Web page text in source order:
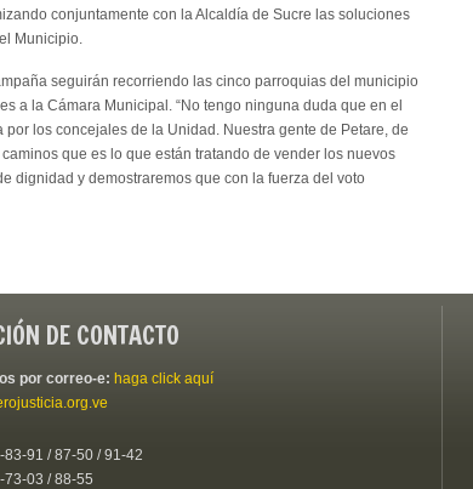
conjuntamente con la Alcaldía de Sucre las soluciones
Municipio.
seguirán recorriendo las cinco parroquias del municipio
a la Cámara Municipal. “No tengo ninguna duda que en el
los concejales de la Unidad. Nuestra gente de Petare, de
que es lo que están tratando de vender los nuevos
dignidad y demostraremos que con la fuerza del voto
DE CONTACTO
por correo-e: haga click aquí
91 / 87-50 / 91-42
03 / 88-55